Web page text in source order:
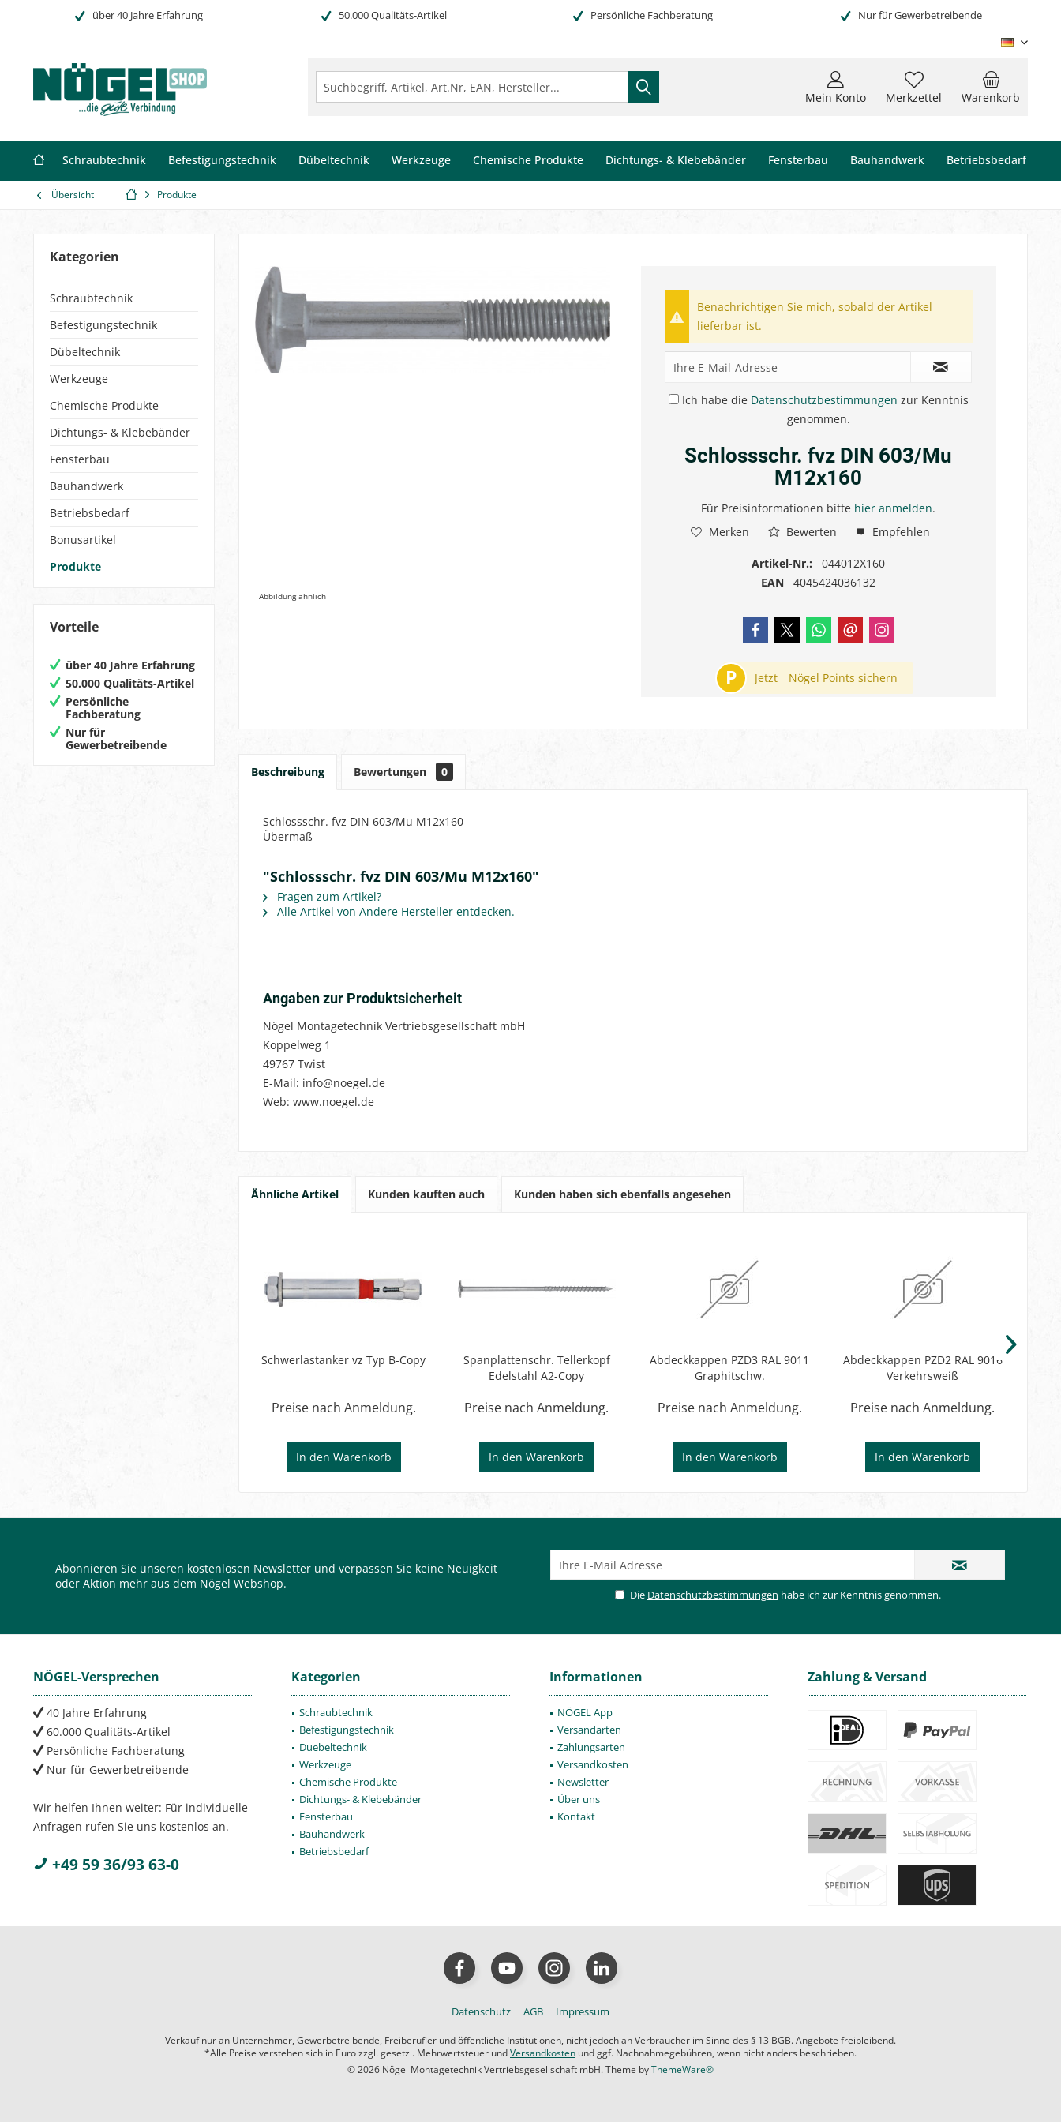
über 40 Jahre Erfahrung 50.000 Qualitäts-Artikel Persönliche Fachberatung Nur für Gewerbetreibende
Warenkorb
Merkzettel
Mein Konto
Schraubtechnik Befestigungstechnik Dübeltechnik Werkzeuge Chemische Produkte Dichtungs- & Klebebänder Fensterbau Bauhandwerk Betriebsbedarf
Übersicht Produkte
Kategorien
Schraubtechnik
Befestigungstechnik
Dübeltechnik
Werkzeuge
Chemische Produkte
Dichtungs- & Klebebänder
Fensterbau
Bauhandwerk
Betriebsbedarf
Bonusartikel
Produkte
Vorteile
über 40 Jahre Erfahrung
50.000 Qualitäts-Artikel
Persönliche
Fachberatung
Nur für
Gewerbetreibende
Abbildung ähnlich
Benachrichtigen Sie mich, sobald der Artikel
lieferbar ist.
Ich habe die Datenschutzbestimmungen zur Kenntnis
genommen.
Schlossschr. fvz DIN 603/Mu
M12x160
Für Preisinformationen bitte hier anmelden.
Merken
Bewerten Empfehlen
Artikel-Nr.:
044012X160
EAN
4045424036132
P Jetzt Nögel Points sichern
Beschreibung Bewertungen 0
Schlossschr. fvz DIN 603/Mu M12x160
Übermaß
"Schlossschr. fvz DIN 603/Mu M12x160"
Fragen zum Artikel?
Alle Artikel von Andere Hersteller entdecken.
Angaben zur Produktsicherheit
Nögel Montagetechnik Vertriebsgesellschaft mbH
Koppelweg 1
49767 Twist
E-Mail: info@noegel.de
Web: www.noegel.de
Ähnliche Artikel Kunden kauften auch Kunden haben sich ebenfalls angesehen
Schwerlastanker vz Typ B-Copy
Preise nach Anmeldung.
In den Warenkorb
Spanplattenschr. Tellerkopf
Edelstahl A2-Copy
Preise nach Anmeldung.
In den Warenkorb
Abdeckkappen PZD3 RAL 9011
Graphitschw.
Preise nach Anmeldung.
In den Warenkorb
Abdeckkappen PZD2 RAL 9016
Verkehrsweiß
Preise nach Anmeldung.
In den Warenkorb
Abonnieren Sie unseren kostenlosen Newsletter und verpassen Sie keine Neuigkeit
oder Aktion mehr aus dem Nögel Webshop.
Die Datenschutzbestimmungen habe ich zur Kenntnis genommen.
NÖGEL-Versprechen
40 Jahre Erfahrung
60.000 Qualitäts-Artikel
Persönliche Fachberatung
Nur für Gewerbetreibende
Wir helfen Ihnen weiter: Für individuelle
Anfragen rufen Sie uns kostenlos an.
+49 59 36/93 63-0
Kategorien
Schraubtechnik
Befestigungstechnik
Duebeltechnik
Werkzeuge
Chemische Produkte
Dichtungs- & Klebebänder
Fensterbau
Bauhandwerk
Betriebsbedarf
Informationen
NÖGEL App
Versandarten
Zahlungsarten
Versandkosten
Newsletter
Über uns
Kontakt
Zahlung & Versand
Datenschutz AGB Impressum
Verkauf nur an Unternehmer, Gewerbetreibende, Freiberufler und öffentliche Institutionen, nicht jedoch an Verbraucher im Sinne des § 13 BGB. Angebote freibleibend.
*Alle Preise verstehen sich in Euro zzgl. gesetzl. Mehrwertsteuer undVersandkosten und ggf. Nachnahmegebühren, wenn nicht anders beschrieben.
© 2026 Nögel Montagetechnik Vertriebsgesellschaft mbH. Theme byThemeWare®